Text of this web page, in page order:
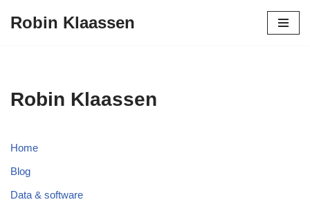
Robin Klaassen
Robin Klaassen
Home
Blog
Data & software